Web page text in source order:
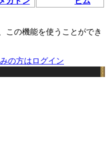
この機能を使うことができ
の方はログイン